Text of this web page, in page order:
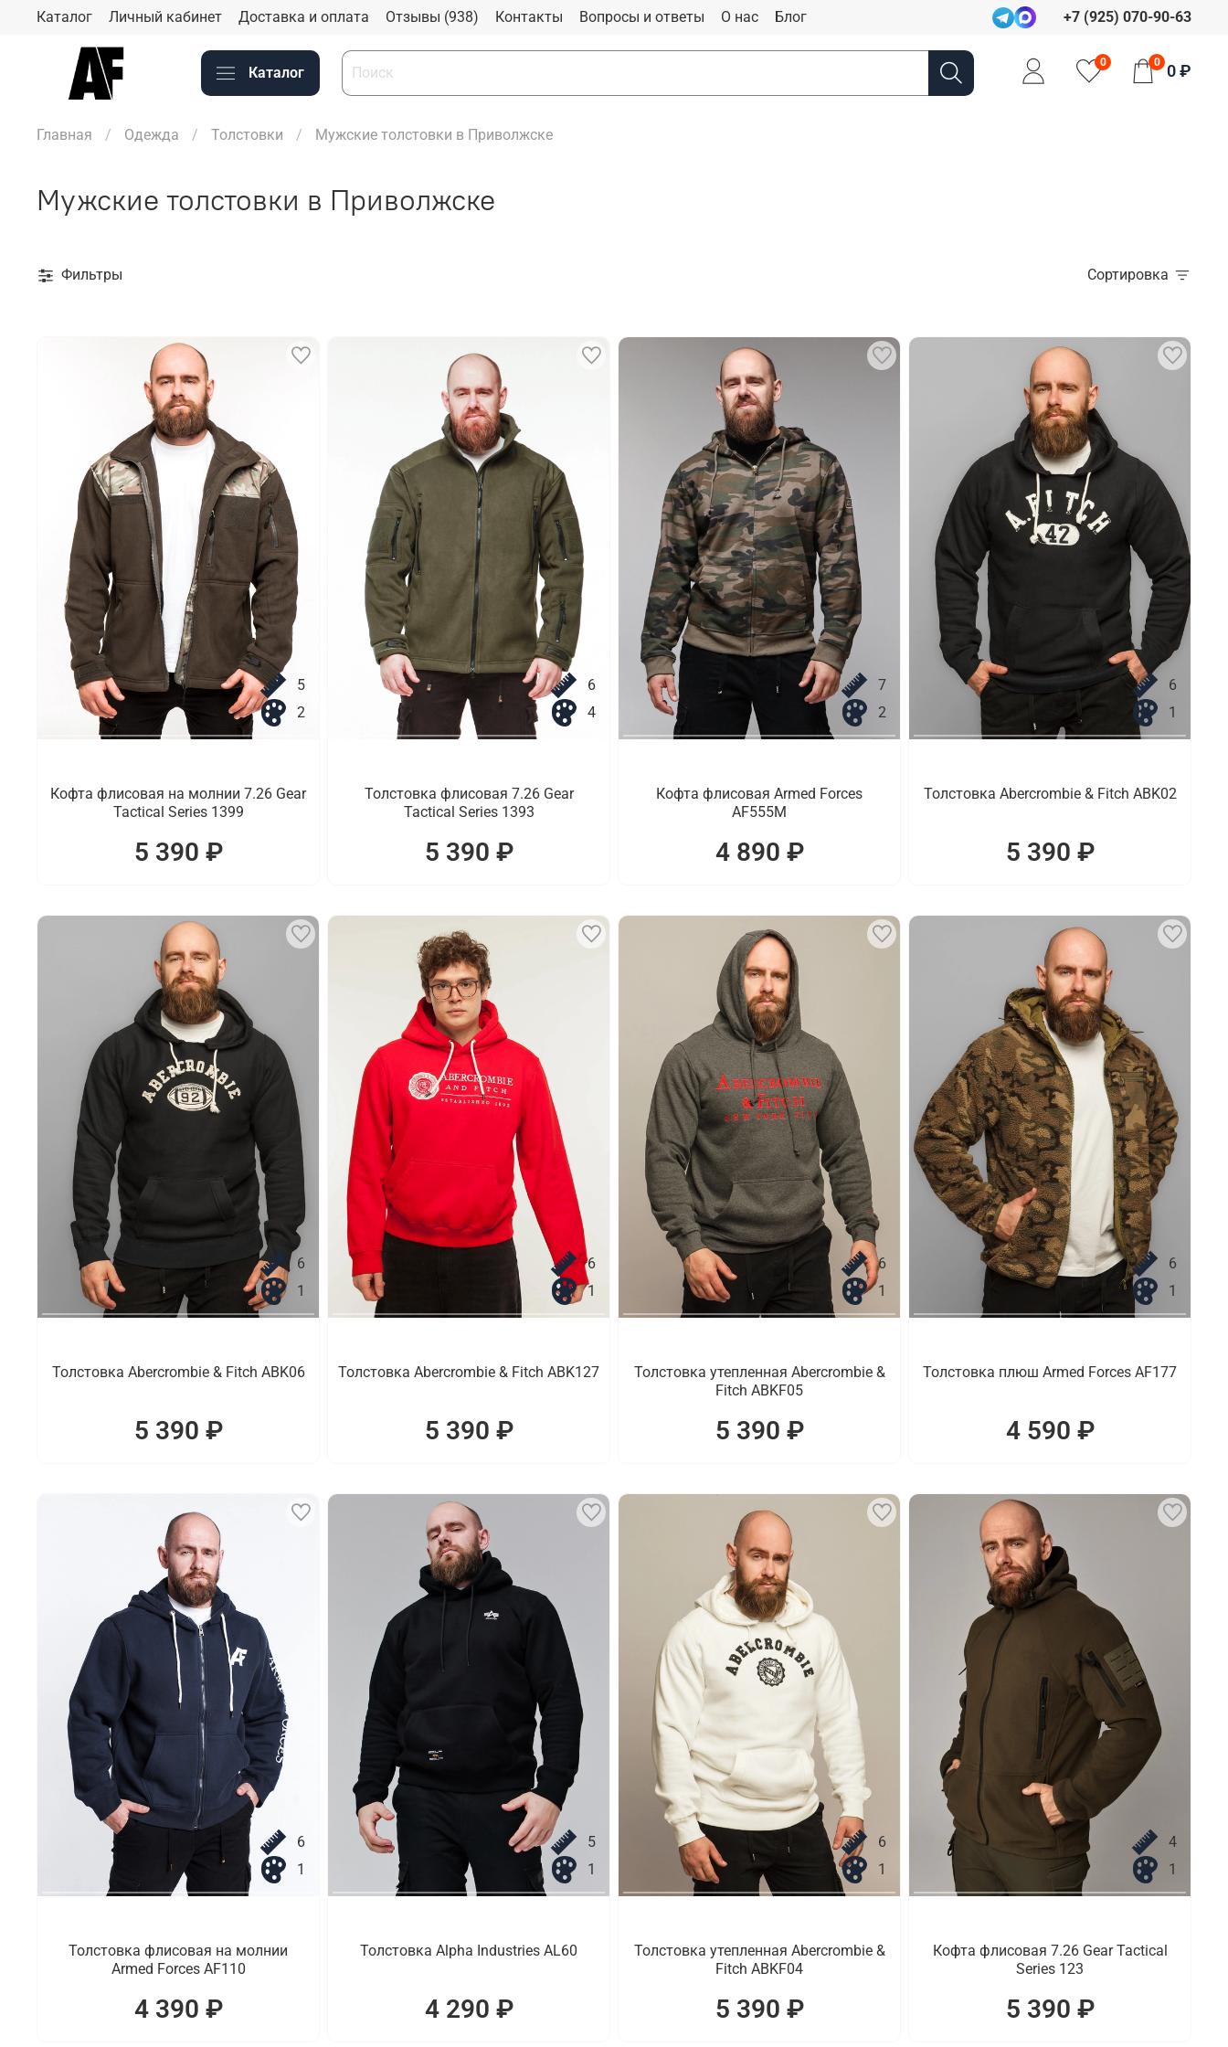
Каталог Личный кабинет Доставка и оплата Отзывы (938) Контакты Вопросы и ответы О нас Блог +7 (925) 070-90-63
Каталог
0 0 0 ₽
Главная Одежда Толстовки Мужские толстовки в Приволжске
Мужские толстовки в Приволжске
Фильтры Сортировка
5
2
Кофта флисовая на молнии 7.26 Gear
Tactical Series 1399
5 390 ₽
6
4
Толстовка флисовая 7.26 Gear
Tactical Series 1393
5 390 ₽
7
2
Кофта флисовая Armed Forces
AF555M
4 890 ₽
6
1
Толстовка Abercrombie & Fitch ABK02
5 390 ₽
6
1
Толстовка Abercrombie & Fitch ABK06
5 390 ₽
6
1
Толстовка Abercrombie & Fitch ABK127
5 390 ₽
6
1
Толстовка утепленная Abercrombie &
Fitch ABKF05
5 390 ₽
6
1
Толстовка плюш Armed Forces AF177
4 590 ₽
6
1
Толстовка флисовая на молнии
Armed Forces AF110
4 390 ₽
5
1
Толстовка Alpha Industries AL60
4 290 ₽
6
1
Толстовка утепленная Abercrombie &
Fitch ABKF04
5 390 ₽
4
1
Кофта флисовая 7.26 Gear Tactical
Series 123
5 390 ₽